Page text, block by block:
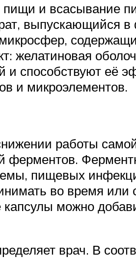
и всасывание
выпускающийся в
способствуют её
и микроэлементов.
работы
пищевых
во время
можно
врач. В